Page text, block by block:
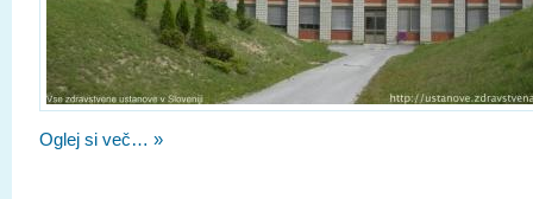
Oglej si več… »